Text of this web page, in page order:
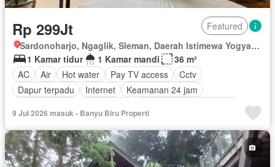
Rp 299Jt
Featured
Sardonoharjo, Ngaglik, Sleman, Daerah Istimewa Yogyakarta
1 Kamar tidur
1 Kamar mandi
36 m²
AC
Air Hot water Pay TV access
Cctv
Dapur terpadu
Internet
Keamanan 24 jam
Listrik
Fully fenced Secure parking
Taman
Tangki air Televisi Garasi Halaman
Wifi
Berperabot lengkap
9 Jul 2026 masuk - Banyu Biru Properti